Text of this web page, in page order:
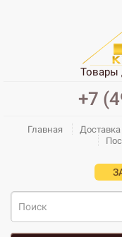
Товары
+7
Главная